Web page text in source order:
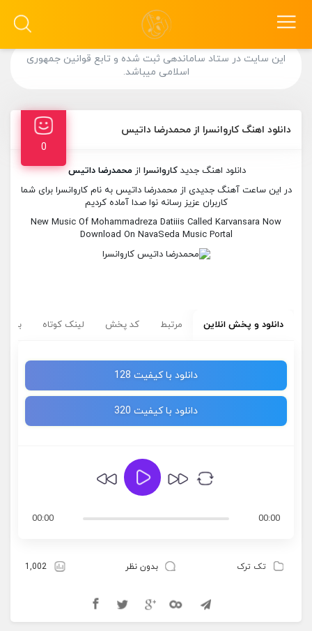
این سایت در ستاد ساماندهی ثبت شده و تابع قوانین جمهوری
اسلامی میباشد.
دانلود اهنگ کاروانسرا از محمدرضا داتیس
0
دانلود اهنگ جدیدکاروانسرا ازمحمدرضا داتیس
در این ساعت آهنگ جدیدی از محمدرضا داتیس به نام کاروانسرا برای شما
کاربران عزیز رسانه نوا صدا آماده کردیم
New Music Of Mohammadreza Datiiis Called Karvansara Now
Download On NavaSeda Music Portal
دانلود و پخش انلاین مرتبط کد پخش لینک کوتاه
دانلود با کیفیت 128
دانلود با کیفیت 320
00:00
00:00
تک ترک بدون نظر 1,002